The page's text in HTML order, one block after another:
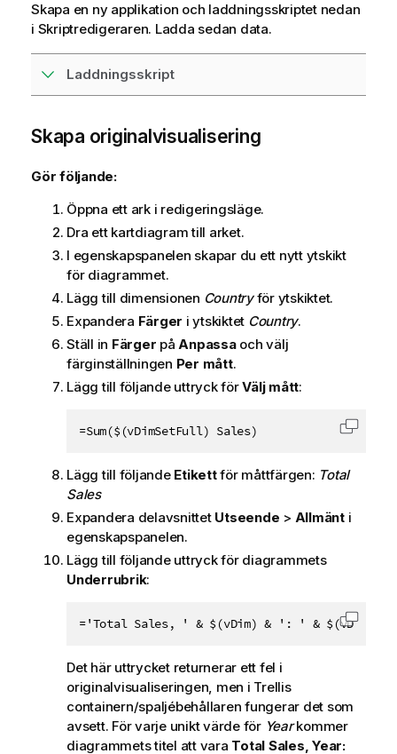
Skapa en ny applikation och laddningsskriptet nedan
i Skriptredigeraren. Ladda sedan data.
Laddningsskript
Skapa originalvisualisering
Gör följande:
Öppna ett ark i redigeringsläge.
Dra ett kartdiagram till arket.
I egenskapspanelen skapar du ett nytt ytskikt
för diagrammet.
Lägg till dimensionen Countryför ytskiktet.
Expandera Färger i ytskiktet Country.
Ställ in Färger påAnpassaoch välj
färginställningen Per mått.
Lägg till följande uttryck förVälj mått:
=Sum($(vDimSetFull) Sales)
Lägg till följande Etikettför måttfärgen: Total
Sales
Expandera delavsnittet Utseende > Allmänti
egenskapspanelen.
Lägg till följande uttryck för diagrammets
Underrubrik:
='Total Sales, ' & $(vDim) & ': ' &
Det här uttrycket returnerar ett fel i
originalvisualiseringen, men i Trellis
containern/spaljébehållaren fungerar det som
avsett. För varje unikt värde för Yearkommer
diagrammets titel att vara Total Sales, Year: